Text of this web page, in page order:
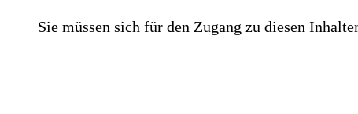
Sie müssen sich für den Zugang zu diesen